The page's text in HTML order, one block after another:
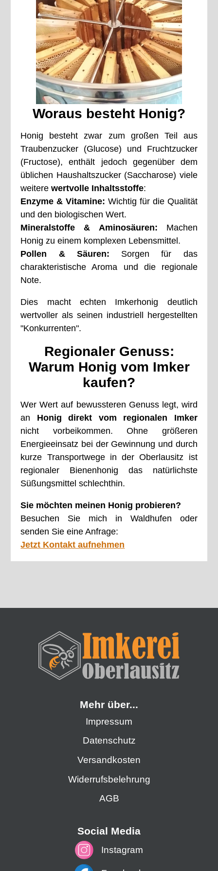
Woraus besteht Honig?
Honig besteht zwar zum großen Teil aus
Traubenzucker (Glucose) und Fruchtzucker
(Fructose), enthält jedoch gegenüber dem
üblichen Haushaltszucker (Saccharose) viele
weiterewertvolle Inhaltsstoffe:
Enzyme & Vitamine: Wichtig für die Qualität
und den biologischen Wert.
Mineralstoffe & Aminosäuren: Machen
Honig zu einem komplexen Lebensmittel.
Pollen & Säuren: Sorgen für das
charakteristische Aroma und die regionale
Note.
Dies macht echten Imkerhonig deutlich
wertvoller als seinen industriell hergestellten
"Konkurrenten".
Regionaler Genuss:
Warum Honig vom Imker
kaufen?
Wer Wert auf bewussteren Genuss legt, wird
an Honig direkt vom regionalen Imker
nicht vorbeikommen. Ohne größeren
Energieeinsatz bei der Gewinnung und durch
kurze Transportwege in der Oberlausitz ist
regionaler Bienenhonig das natürlichste
Süßungsmittel schlechthin.
Sie möchten meinen Honig probieren?
Besuchen Sie mich in Waldhufen oder
senden Sie eine Anfrage:
Jetzt Kontakt aufnehmen
Mehr über...
Impressum
Datenschutz
Versandkosten
Widerrufsbelehrung
AGB
Social Media
Instagram